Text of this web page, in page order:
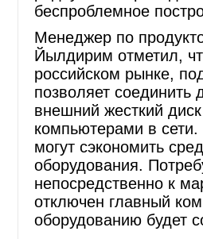
беспроблемное
Менеджер по
Йылдирим отметил,
российском рынке,
позволяет
внешний жесткий
компьютерами в
могут сэкономить
оборудования.
непосредственно к
отключен главный
оборудованию будет